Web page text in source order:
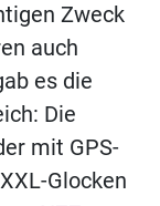
Zweck
auch
es die
Die
mit GPS-
Glocken